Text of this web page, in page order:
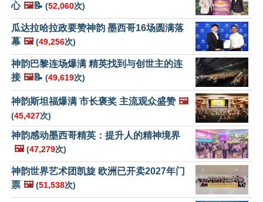
心 🖼️📝 (52,060次)
瓜达拉哈拉政要赞神韵 墨西哥16场圆满落
幕 🖼️ (49,256次)
神韵巴黎连场爆满 精英找到与创世主的连
接 🖼️📝 (49,619次)
神韵斯坦福爆满 市长褒奖 主流观众盛赞 🖼️
(45,427次)
神韵感动墨西哥精英：提升人的精神境界
🖼️ (47,279次)
神韵世界艺术团凯旋 欧洲已开卖2027年门
票 🖼️ (51,538次)